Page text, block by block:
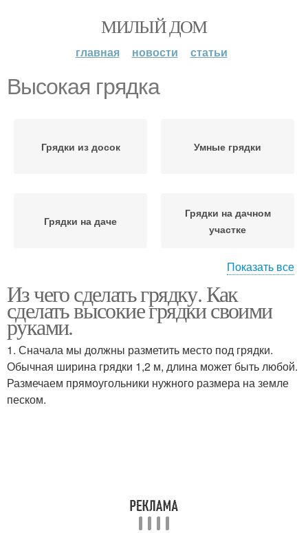
МИЛЫЙ ДОМ
главная новости статьи
Высокая грядка
Грядки из досок Умные грядки
Грядки на даче
Грядки на дачном
участке
Грядка на даче
Показать все
Из чего сделать грядку. Как
сделать высокие грядки своими
руками.
1. Сначала мы должны разметить место под грядки.
Обычная ширина грядки 1,2 м, длина может быть любой.
Размечаем прямоугольники нужного размера на земле
песком.